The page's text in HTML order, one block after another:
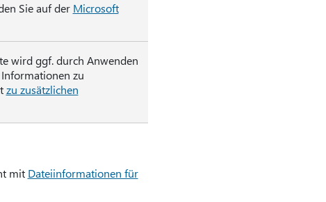
Sie auf der Microsoft
wird ggf. durch Anwenden
zu
zu zusätzlichen
mit Dateiinformationen für